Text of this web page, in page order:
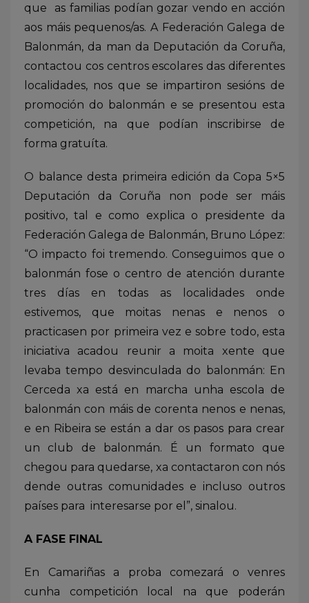
que as familias podían gozar vendo en acción
aos máis pequenos/as. A Federación Galega de
Balonmán, da man da Deputación da Coruña,
contactou cos centros escolares das diferentes
localidades, nos que se impartiron sesións de
promoción do balonmán e se presentou esta
competición, na que podían inscribirse de
forma gratuíta.
O balance desta primeira edición da Copa 5×5
Deputación da Coruña non pode ser máis
positivo, tal e como explica o presidente da
Federación Galega de Balonmán, Bruno López:
“O impacto foi tremendo. Conseguimos que o
balonmán fose o centro de atención durante
tres días en todas as localidades onde
estivemos, que moitas nenas e nenos o
practicasen por primeira vez e sobre todo, esta
iniciativa acadou reunir a moita xente que
levaba tempo desvinculada do balonmán: En
Cerceda xa está en marcha unha escola de
balonmán con máis de corenta nenos e nenas,
e en Ribeira se están a dar os pasos para crear
un club de balonmán. É un formato que
chegou para quedarse, xa contactaron con nós
dende outras comunidades e incluso outros
países para interesarse por el”, sinalou.
A FASE FINAL
En Camariñas a proba comezará o venres
cunha competición local na que poderán